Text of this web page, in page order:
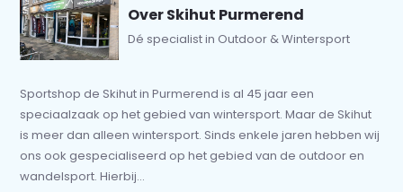
Over Skihut Purmerend
Dé specialist in Outdoor & Wintersport
Sportshop de Skihut in Purmerend is al 45 jaar een
speciaalzaak op het gebied van wintersport. Maar de Skihut
is meer dan alleen wintersport. Sinds enkele jaren hebben wij
ons ook gespecialiseerd op het gebied van de outdoor en
wandelsport. Hierbij...